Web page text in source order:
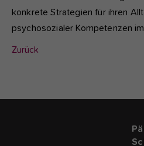
konkrete Strategien für ihren
psychosozialer Kompetenzen
Zurück